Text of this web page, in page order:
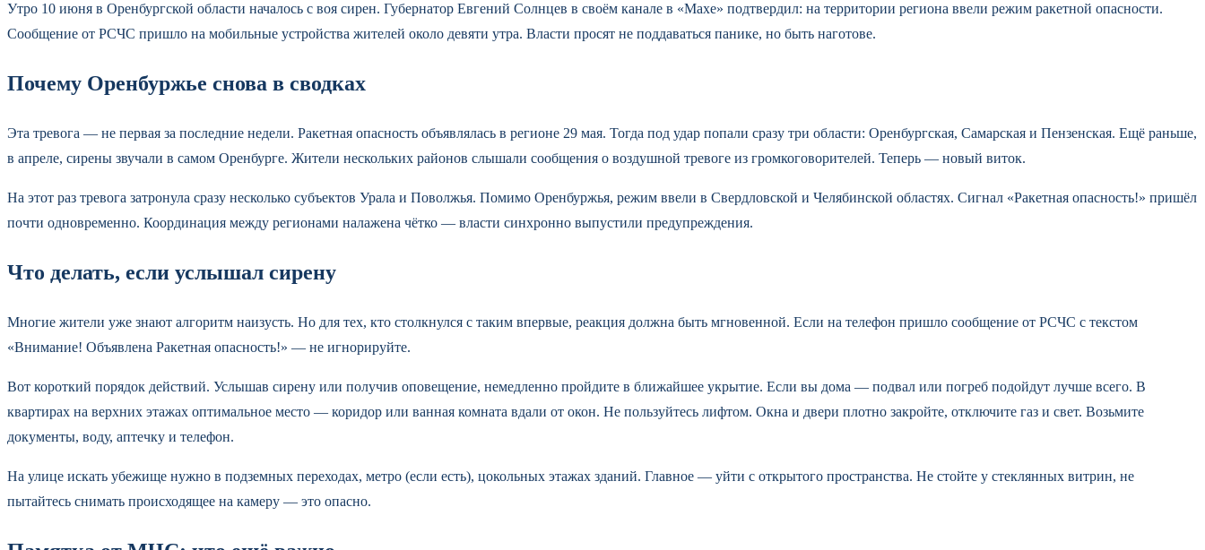
Утро 10 июня в Оренбургской области началось с воя сирен. Губернатор Евгений Солнцев в своём канале в «Махе» подтвердил: на территории региона ввели режим ракетной опасности.
Сообщение от РСЧС пришло на мобильные устройства жителей около девяти утра. Власти просят не поддаваться панике, но быть наготове.
Почему Оренбуржье снова в сводках
Эта тревога — не первая за последние недели. Ракетная опасность объявлялась в регионе 29 мая. Тогда под удар попали сразу три области: Оренбургская, Самарская и Пензенская. Ещё раньше,
в апреле, сирены звучали в самом Оренбурге. Жители нескольких районов слышали сообщения о воздушной тревоге из громкоговорителей. Теперь — новый виток.
На этот раз тревога затронула сразу несколько субъектов Урала и Поволжья. Помимо Оренбуржья, режим ввели в Свердловской и Челябинской областях. Сигнал «Ракетная опасность!» пришёл
почти одновременно. Координация между регионами налажена чётко — власти синхронно выпустили предупреждения.
Что делать, если услышал сирену
Многие жители уже знают алгоритм наизусть. Но для тех, кто столкнулся с таким впервые, реакция должна быть мгновенной. Если на телефон пришло сообщение от РСЧС с текстом
«Внимание! Объявлена Ракетная опасность!» — не игнорируйте.
Вот короткий порядок действий. Услышав сирену или получив оповещение, немедленно пройдите в ближайшее укрытие. Если вы дома — подвал или погреб подойдут лучше всего. В
квартирах на верхних этажах оптимальное место — коридор или ванная комната вдали от окон. Не пользуйтесь лифтом. Окна и двери плотно закройте, отключите газ и свет. Возьмите
документы, воду, аптечку и телефон.
На улице искать убежище нужно в подземных переходах, метро (если есть), цокольных этажах зданий. Главное — уйти с открытого пространства. Не стойте у стеклянных витрин, не
пытайтесь снимать происходящее на камеру — это опасно.